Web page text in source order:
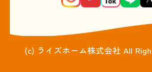
(c) ライズホーム株式会社 All